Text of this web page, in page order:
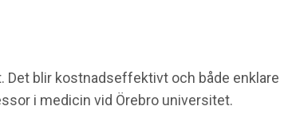
Det blir kostnadseffektivt och både enklare
i medicin vid Örebro universitet.